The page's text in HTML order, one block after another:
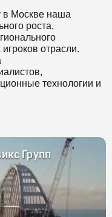
в Москве наша
роста,
отрасли.
технологии и